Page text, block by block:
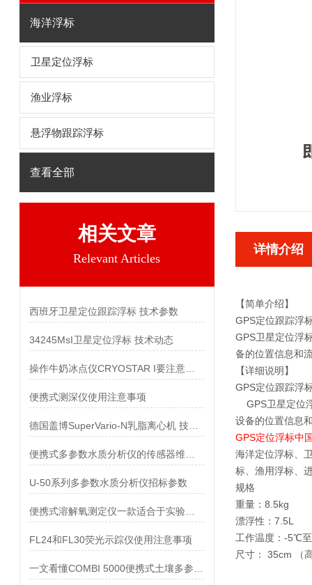
海洋浮标
卫星定位浮标
渔业浮标
悬浮物跟踪浮标
查看全部
相关文章
Relevant Articles
西班牙卫星定位跟踪浮标 技术参数
34245MsI卫星定位浮标 技术动态
便携式测深仪使用注意事项
U-50系列多参数水质分析仪招标参数
FL24和FL30荧光示踪仪使用注意事项
详情介绍
【简单介绍】
GPS定位跟踪浮
GPS卫星定位浮
备的位置信息和
【详细说明】
GPS定位跟踪浮
GPS卫星定位
设备的位置信息
GPS定位浮标中
海洋定位浮标、
标、渔用浮标、
规格
重量：8.5kg
漂浮性：7.5L
工作温度：-5℃
尺寸： 35cm （